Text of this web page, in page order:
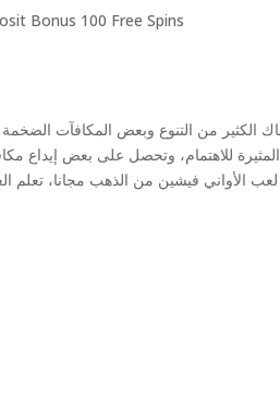
Bonus 100 Free Spins
الكثير من التنوع وبعض المكافآت
للاهتمام، وتحصل على بعض إيداع